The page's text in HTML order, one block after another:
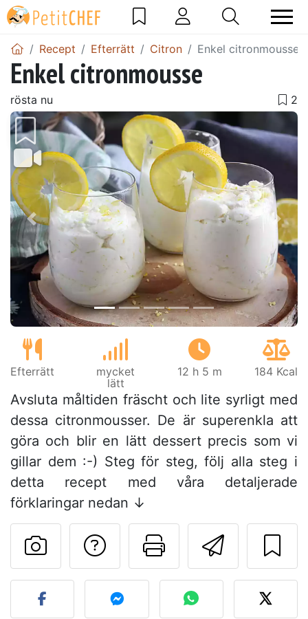
Recept Efterrätt Citron Enkel citronmousse
Enkel citronmousse
rösta nu
Föregående
Efterrätt
mycket
lätt
12 h 5 m 184 Kcal
Avsluta måltiden fräscht och lite syrligt med
dessa citronmousser. De är superenkla att
göra och blir en lätt dessert precis som vi
gillar dem :-) Steg för steg, följ alla steg i
detta recept med våra detaljerade
förklaringar nedan ↓
Skriv ut
Ställa en fråga till
Lägg upp ditt foto av